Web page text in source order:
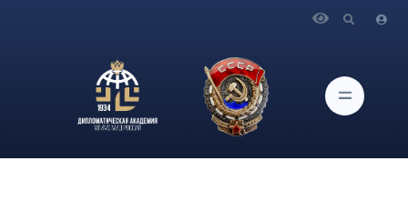
Лингвистического диктанта среди студентов 3 курса